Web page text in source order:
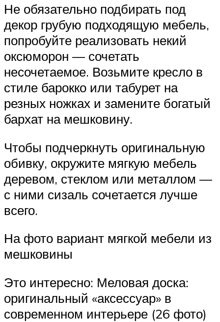
Не обязательно подбирать под
декор грубую подходящую мебель,
попробуйте реализовать некий
оксюморон — сочетать
несочетаемое. Возьмите кресло в
стиле барокко или табурет на
резных ножках и замените богатый
бархат на мешковину.
Чтобы подчеркнуть оригинальную
обивку, окружите мягкую мебель
деревом, стеклом или металлом —
с ними сизаль сочетается лучше
всего.
На фото вариант мягкой мебели из
мешковины
Это интересно: Меловая доска:
оригинальный «аксессуар» в
современном интерьере (26 фото)